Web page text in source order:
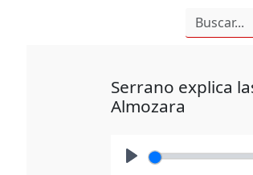
Serrano explica
Almozara